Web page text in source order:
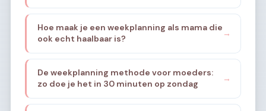
Hoe maak je een weekplanning als mama die
ook echt haalbaar is?
→
De weekplanning methode voor moeders:
zo doe je het in 30 minuten op zondag
→